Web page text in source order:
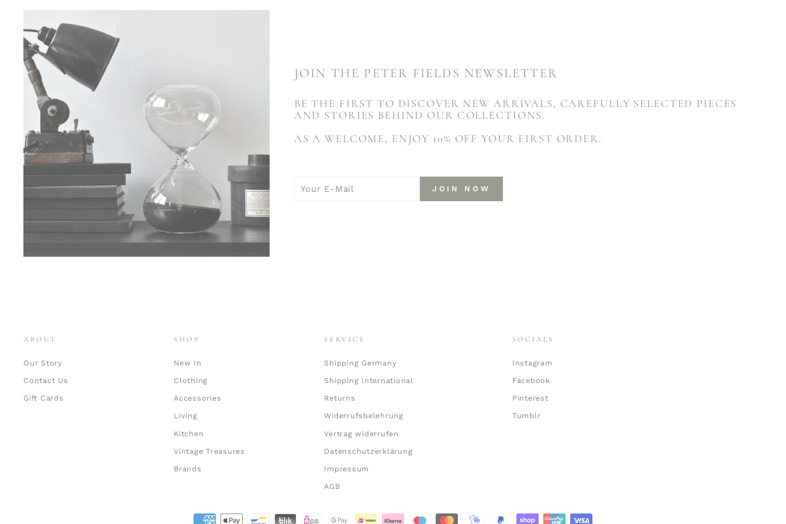
JOIN THE PETER FIELDS NEWSLETTER
BE THE FIRST TO DISCOVER NEW ARRIVALS, CAREFULLY SELECTED PIECES
AND STORIES BEHIND OUR COLLECTIONS.
AS A WELCOME, ENJOY 10% OFF YOUR FIRST ORDER.
E-
NOW
JOIN NOW
ABOUT
Our Story
Contact Us
Gift Cards
SHOP
New In
Clothing
Accessories
Living
Kitchen
Vintage Treasures
Brands
SERVICE
Shipping Germany
Shipping International
Returns
Widerrufsbelehrung
Vertrag widerrufen
Datenschutzerklärung
Impressum
AGB
SOCIALS
Instagram
Facebook
Pinterest
Tumblr